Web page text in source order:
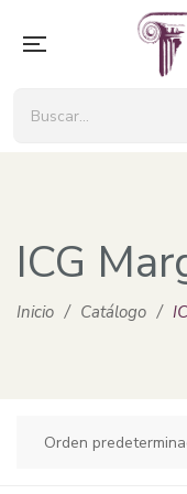
ICG
Inicio / Catálogo /